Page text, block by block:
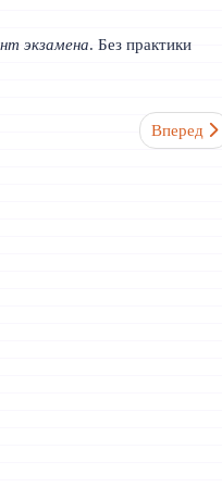
экзамена. Без практики
Вперед